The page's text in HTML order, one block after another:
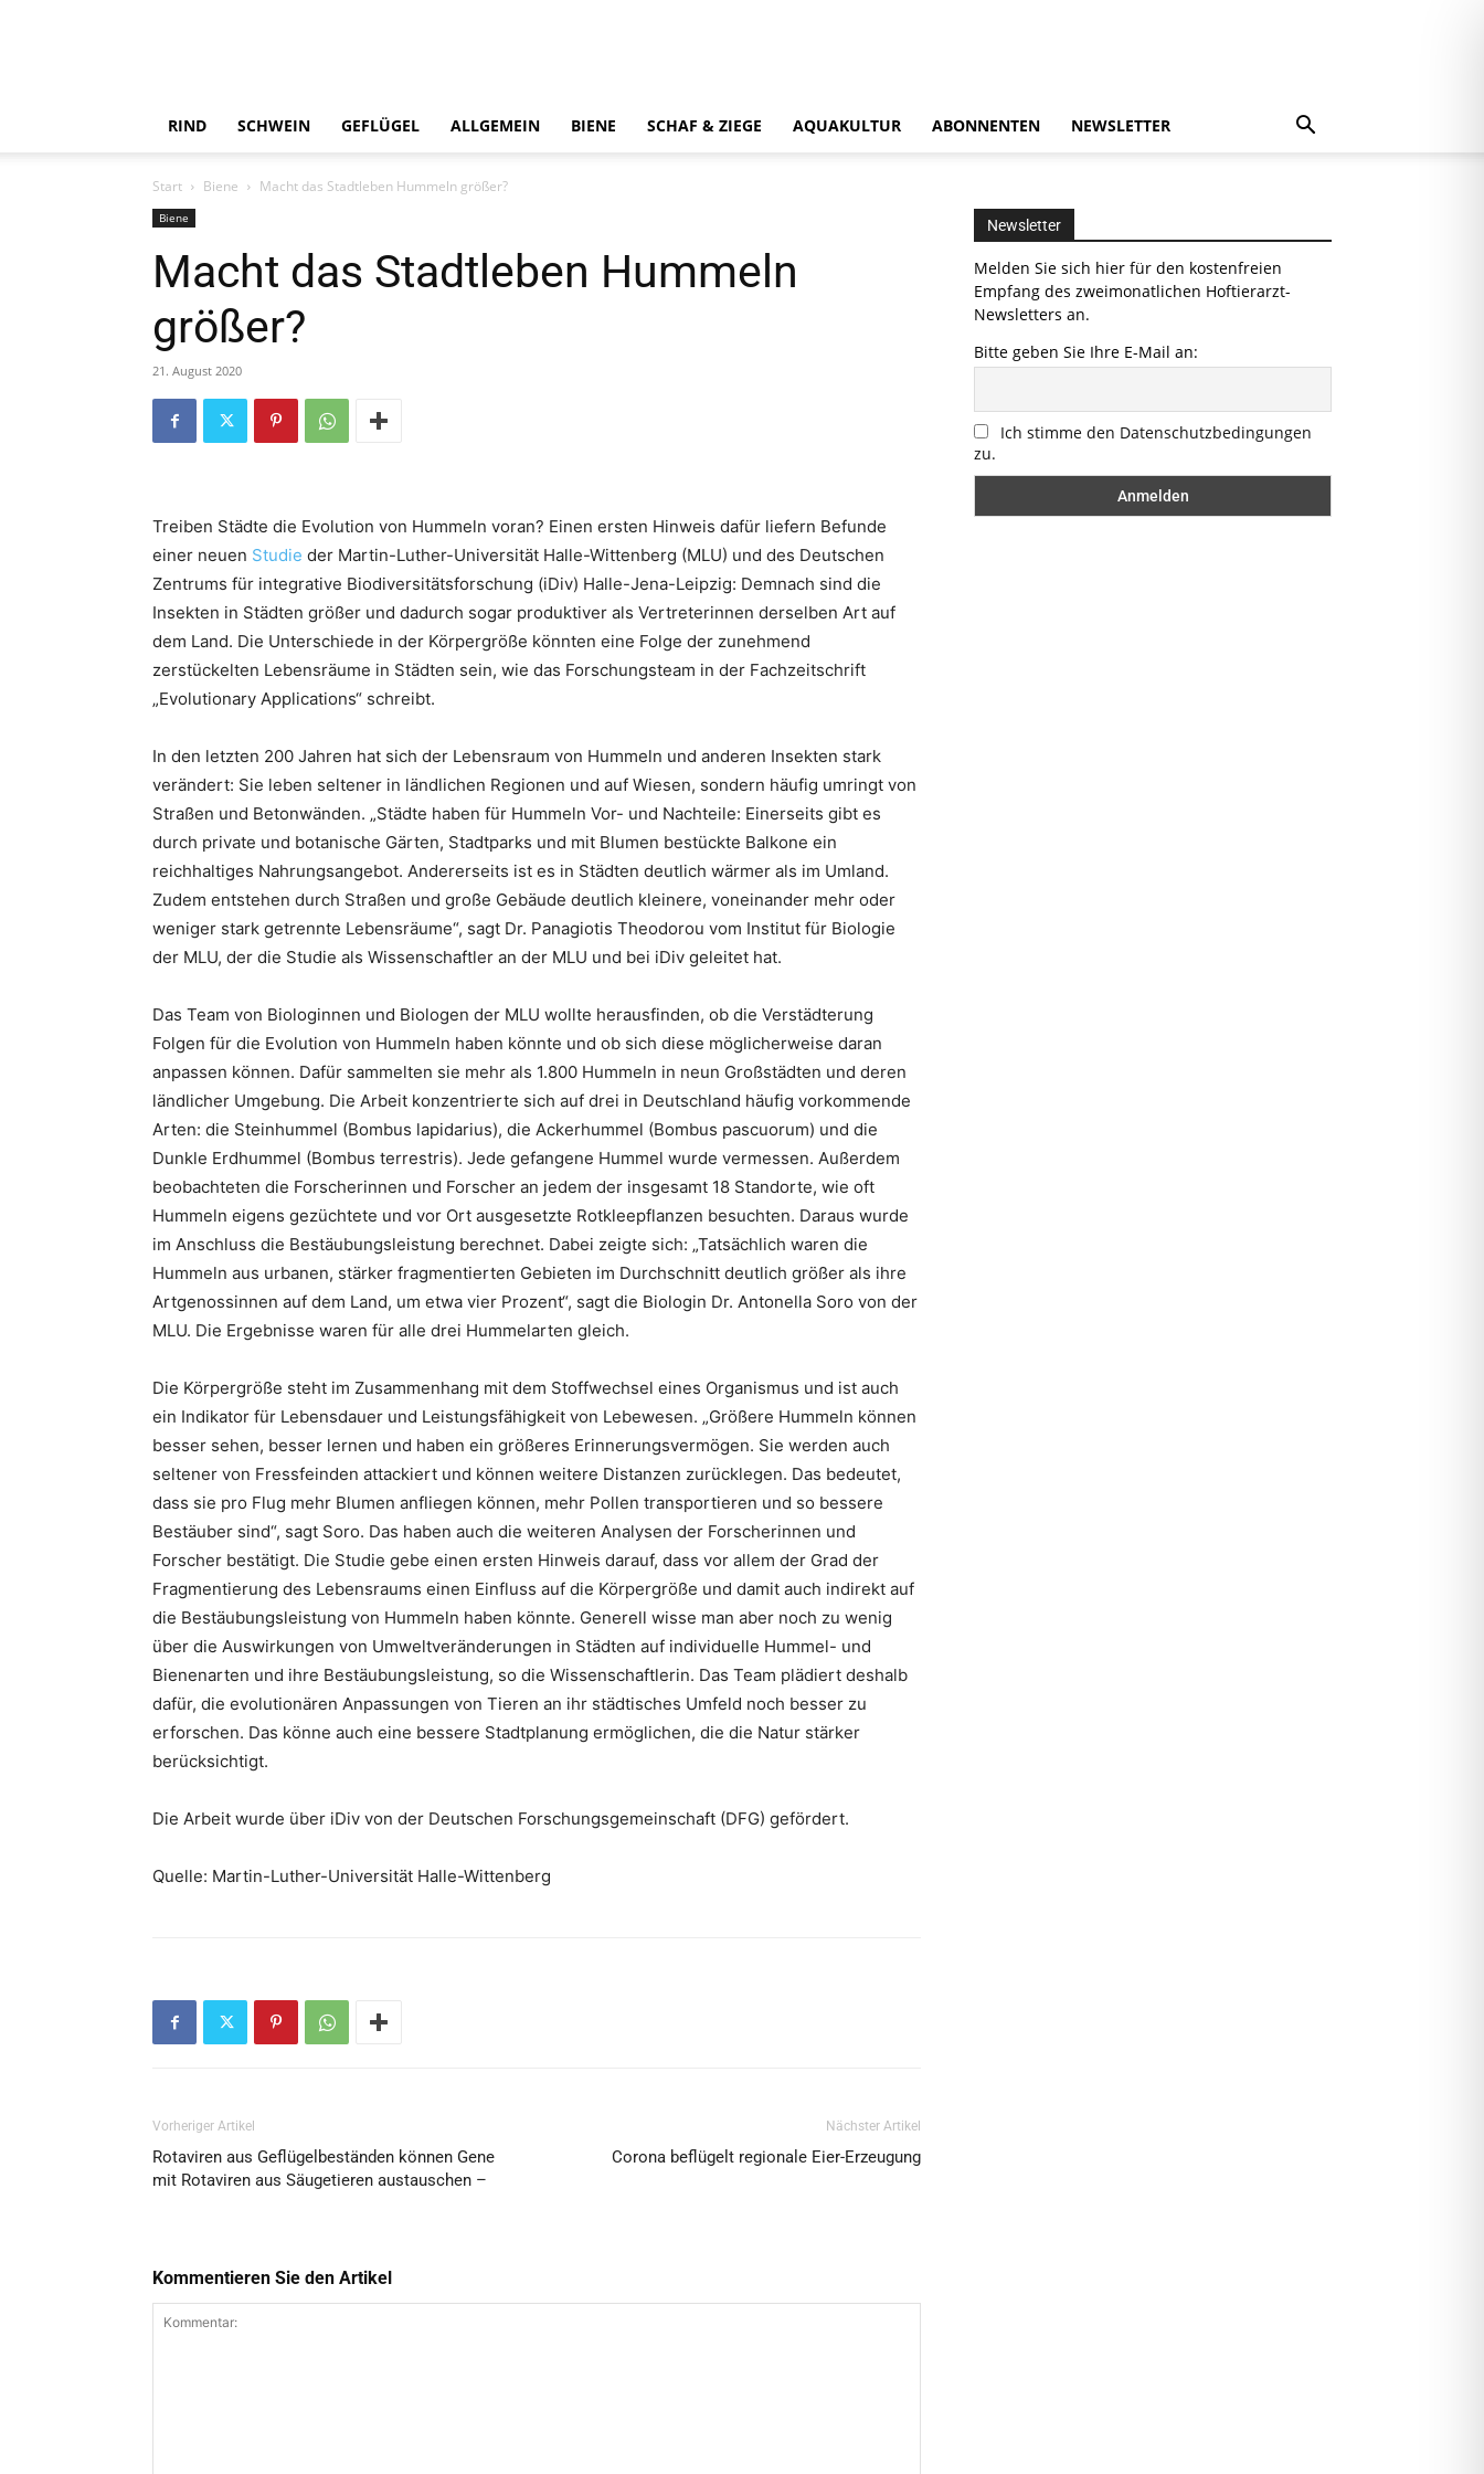
RIND SCHWEIN GEFLÜGEL ALLGEMEIN BIENE SCHAF & ZIEGE AQUAKULTUR ABONNENTEN NEWSLETTER
Start Biene Macht das Stadtleben Hummeln größer?
Biene
Macht das Stadtleben Hummeln
größer?
21. August 2020
Treiben Städte die Evolution von Hummeln voran? Einen ersten Hinweis dafür liefern Befunde
einer neuen Studie der Martin-Luther-Universität Halle-Wittenberg (MLU) und des Deutschen
Zentrums für integrative Biodiversitätsforschung (iDiv) Halle-Jena-Leipzig: Demnach sind die
Insekten in Städten größer und dadurch sogar produktiver als Vertreterinnen derselben Art auf
dem Land. Die Unterschiede in der Körpergröße könnten eine Folge der zunehmend
zerstückelten Lebensräume in Städten sein, wie das Forschungsteam in der Fachzeitschrift
„Evolutionary Applications“ schreibt.
In den letzten 200 Jahren hat sich der Lebensraum von Hummeln und anderen Insekten stark
verändert: Sie leben seltener in ländlichen Regionen und auf Wiesen, sondern häufig umringt von
Straßen und Betonwänden. „Städte haben für Hummeln Vor- und Nachteile: Einerseits gibt es
durch private und botanische Gärten, Stadtparks und mit Blumen bestückte Balkone ein
reichhaltiges Nahrungsangebot. Andererseits ist es in Städten deutlich wärmer als im Umland.
Zudem entstehen durch Straßen und große Gebäude deutlich kleinere, voneinander mehr oder
weniger stark getrennte Lebensräume“, sagt Dr. Panagiotis Theodorou vom Institut für Biologie
der MLU, der die Studie als Wissenschaftler an der MLU und bei iDiv geleitet hat.
Das Team von Biologinnen und Biologen der MLU wollte herausfinden, ob die Verstädterung
Folgen für die Evolution von Hummeln haben könnte und ob sich diese möglicherweise daran
anpassen können. Dafür sammelten sie mehr als 1.800 Hummeln in neun Großstädten und deren
ländlicher Umgebung. Die Arbeit konzentrierte sich auf drei in Deutschland häufig vorkommende
Arten: die Steinhummel (Bombus lapidarius), die Ackerhummel (Bombus pascuorum) und die
Dunkle Erdhummel (Bombus terrestris). Jede gefangene Hummel wurde vermessen. Außerdem
beobachteten die Forscherinnen und Forscher an jedem der insgesamt 18 Standorte, wie oft
Hummeln eigens gezüchtete und vor Ort ausgesetzte Rotkleepflanzen besuchten. Daraus wurde
im Anschluss die Bestäubungsleistung berechnet. Dabei zeigte sich: „Tatsächlich waren die
Hummeln aus urbanen, stärker fragmentierten Gebieten im Durchschnitt deutlich größer als ihre
Artgenossinnen auf dem Land, um etwa vier Prozent“, sagt die Biologin Dr. Antonella Soro von der
MLU. Die Ergebnisse waren für alle drei Hummelarten gleich.
Die Körpergröße steht im Zusammenhang mit dem Stoffwechsel eines Organismus und ist auch
ein Indikator für Lebensdauer und Leistungsfähigkeit von Lebewesen. „Größere Hummeln können
besser sehen, besser lernen und haben ein größeres Erinnerungsvermögen. Sie werden auch
seltener von Fressfeinden attackiert und können weitere Distanzen zurücklegen. Das bedeutet,
dass sie pro Flug mehr Blumen anfliegen können, mehr Pollen transportieren und so bessere
Bestäuber sind“, sagt Soro. Das haben auch die weiteren Analysen der Forscherinnen und
Forscher bestätigt. Die Studie gebe einen ersten Hinweis darauf, dass vor allem der Grad der
Fragmentierung des Lebensraums einen Einfluss auf die Körpergröße und damit auch indirekt auf
die Bestäubungsleistung von Hummeln haben könnte. Generell wisse man aber noch zu wenig
über die Auswirkungen von Umweltveränderungen in Städten auf individuelle Hummel- und
Bienenarten und ihre Bestäubungsleistung, so die Wissenschaftlerin. Das Team plädiert deshalb
dafür, die evolutionären Anpassungen von Tieren an ihr städtisches Umfeld noch besser zu
erforschen. Das könne auch eine bessere Stadtplanung ermöglichen, die die Natur stärker
berücksichtigt.
Die Arbeit wurde über iDiv von der Deutschen Forschungsgemeinschaft (DFG) gefördert.
Quelle: Martin-Luther-Universität Halle-Wittenberg
Vorheriger Artikel
Rotaviren aus Geflügelbeständen können Gene
mit Rotaviren aus Säugetieren austauschen –
Nächster Artikel
Corona beflügelt regionale Eier-Erzeugung
Kommentieren Sie den Artikel
Newsletter
Melden Sie sich hier für den kostenfreien
Empfang des zweimonatlichen Hoftierarzt-
Newsletters an.
Bitte geben Sie Ihre E-Mail an:
Ich stimme den Datenschutzbedingungen
zu.